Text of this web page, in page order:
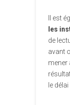
Il est
les
de
avant
mener
le